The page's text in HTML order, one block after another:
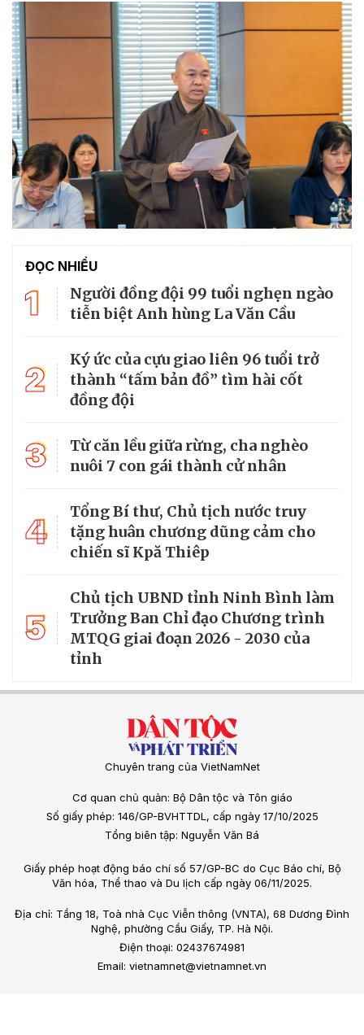
ĐỌC NHIỀU
1
Người đồng đội 99 tuổi nghẹn ngào
tiễn biệt Anh hùng La Văn Cầu
2
Ký ức của cựu giao liên 96 tuổi trở
thành “tấm bản đồ” tìm hài cốt
đồng đội
3
Từ căn lều giữa rừng, cha nghèo
nuôi 7 con gái thành cử nhân
4
Tổng Bí thư, Chủ tịch nước truy
tặng huân chương dũng cảm cho
chiến sĩ Kpă Thiêp
5
Chủ tịch UBND tỉnh Ninh Bình làm
Trưởng Ban Chỉ đạo Chương trình
MTQG giai đoạn 2026 - 2030 của
tỉnh
Chuyên trang của VietNamNet
Cơ quan chủ quản: Bộ Dân tộc và Tôn giáo
Số giấy phép: 146/GP-BVHTTDL, cấp ngày 17/10/2025
Tổng biên tập: Nguyễn Văn Bá
Giấy phép hoạt động báo chí số 57/GP-BC do Cục Báo chí, Bộ
Văn hóa, Thể thao và Du lịch cấp ngày 06/11/2025.
Địa chỉ: Tầng 18, Toà nhà Cục Viễn thông (VNTA), 68 Dương Đình
Nghệ, phường Cầu Giấy, TP. Hà Nội.
Điện thoại: 02437674981
Email: vietnamnet@vietnamnet.vn